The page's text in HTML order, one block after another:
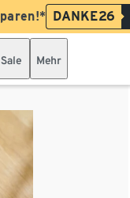
DANKE26
Sale Mehr